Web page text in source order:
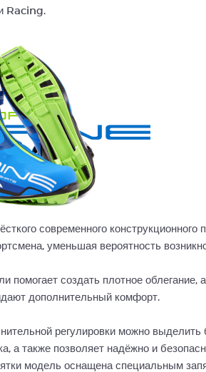
Racing.
современного конструкционного
уменьшая вероятность
помогает создать плотное
дополнительный комфорт.
регулировки можно
а также позволяет надёжно и
модель оснащена специальным